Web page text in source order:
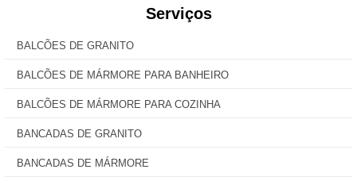
Serviços
BALCÕES DE GRANITO
BALCÕES DE MÁRMORE PARA BANHEIRO
BALCÕES DE MÁRMORE PARA COZINHA
BANCADAS DE GRANITO
BANCADAS DE MÁRMORE